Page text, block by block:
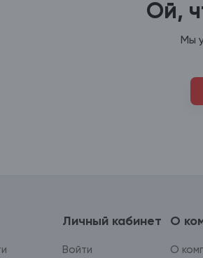
Ой,
Мы
Личный кабинет
Войти
О
О